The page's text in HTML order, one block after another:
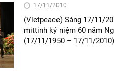
17/11/2010
(Vietpeace) Sáng 17/11/
mittinh kỷ niệm 60 năm
(17/11/1950 – 17/11/